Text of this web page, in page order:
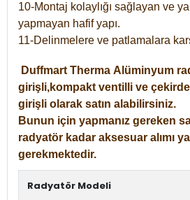
10-Montaj kolaylığı sağlayan ve
yapmayan hafif yapı.
11-Delinmelere ve patlamalara
Duffmart Therma Alüminyum
girişli,kompakt ventilli ve
girişli olarak satın alabilirsiniz.
Bunun için yapmanız gereken
radyatör kadar aksesuar alımı
gerekmektedir.
Radyatör Modeli